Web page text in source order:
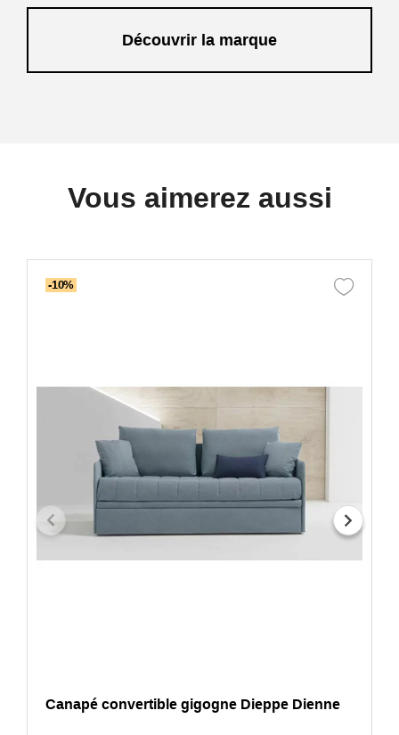
Découvrir la marque
Vous aimerez aussi
-10%
Canapé convertible gigogne Dieppe Dienne